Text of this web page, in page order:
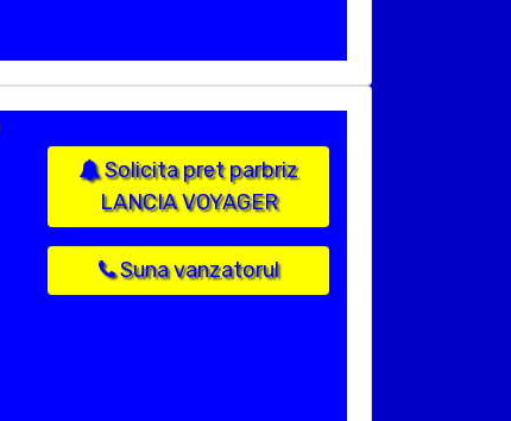
Solicita pret parbriz
LANCIA VOYAGER
Suna vanzatorul